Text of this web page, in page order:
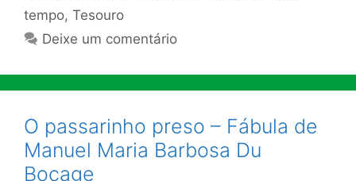
tempo, Tesouro
Deixe um comentário
O passarinho preso – Fábula de
Manuel Maria Barbosa Du
Bocage